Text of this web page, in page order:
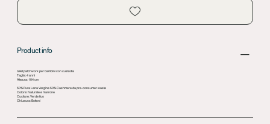
Product info
Gilet patchwork per bambini con custodia
Taglia: 4 anni
Altezza: 104 cm
50% Pura Lana Vergine 50% Cashmere da pre-consumer waste
Colore: Naturale e marrone
Cuciture: Verde fluo
Chiusura: Bottoni